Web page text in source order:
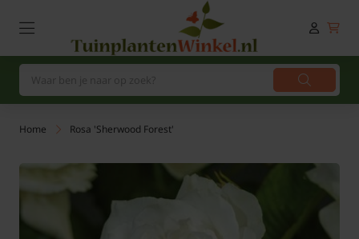
Home Rosa 'Sherwood Forest'